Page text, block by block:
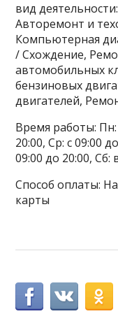
вид
Авторемонт и
Компьютерная
/ Схождение,
автомобильных
бензиновых
двигателей,
Время работы: Пн:
20:00, Ср: с 09:00
09:00 до 20:00,
Способ оплаты:
карты